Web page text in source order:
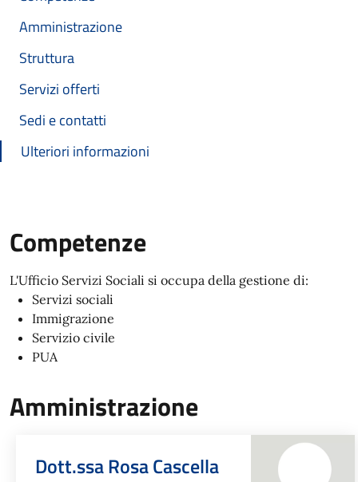
Amministrazione
Struttura
Servizi offerti
Sedi e contatti
Ulteriori informazioni
Competenze
L'Ufficio Servizi Sociali si occupa della gestione di:
Servizi sociali
Immigrazione
Servizio civile
PUA
Amministrazione
Dott.ssa Rosa Cascella